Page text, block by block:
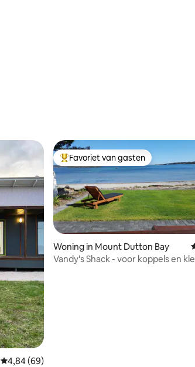
Gemiddelde beoordeling van 4,84 uit 5, 69
4,84 (69)
Topfavoriet van gasten
Favoriet van gasten
Woning in Mount Dutton Bay
Vandy's Shack - voor koppels en